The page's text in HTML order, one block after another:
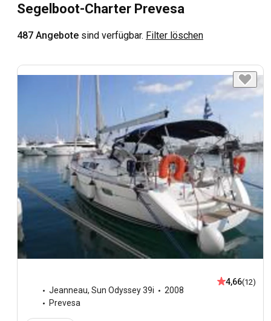
Segelboot-Charter Prevesa
487 Angebote sind verfügbar. Filter löschen
Jeanneau, Sun Odyssey 39i
2008
Prevesa
4,66(12)